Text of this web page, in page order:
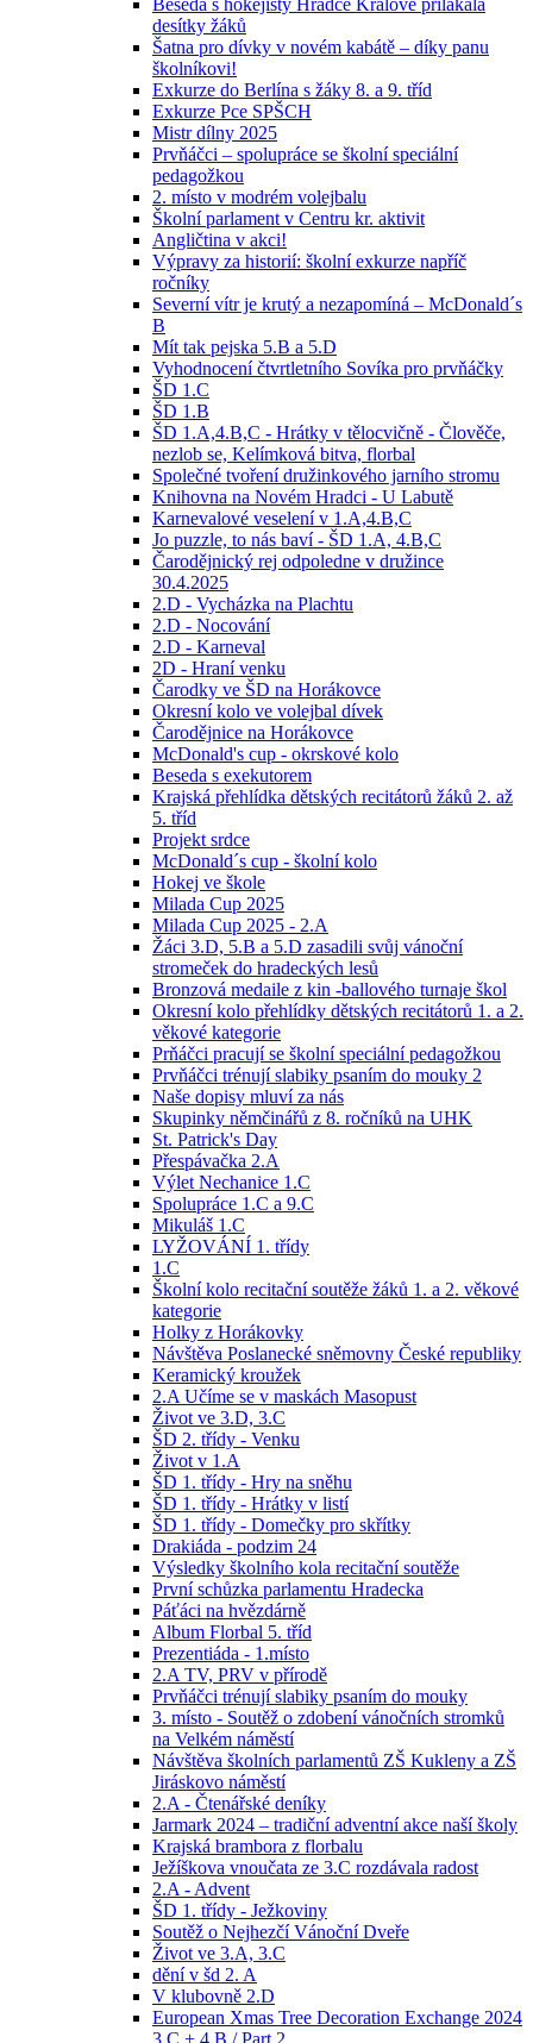
Beseda s hokejisty Hradce Králové přilákala
desítky žáků
Šatna pro dívky v novém kabátě – díky panu
školníkovi!
Exkurze do Berlína s žáky 8. a 9. tříd
Exkurze Pce SPŠCH
Mistr dílny 2025
Prvňáčci – spolupráce se školní speciální
pedagožkou
2. místo v modrém volejbalu
Školní parlament v Centru kr. aktivit
Angličtina v akci!
Výpravy za historií: školní exkurze napříč
ročníky
Severní vítr je krutý a nezapomíná – McDonald´s
B
Mít tak pejska 5.B a 5.D
Vyhodnocení čtvrtletního Sovíka pro prvňáčky
ŠD 1.C
ŠD 1.B
ŠD 1.A,4.B,C - Hrátky v tělocvičně - Člověče,
nezlob se, Kelímková bitva, florbal
Společné tvoření družinkového jarního stromu
Knihovna na Novém Hradci - U Labutě
Karnevalové veselení v 1.A,4.B,C
Jo puzzle, to nás baví - ŠD 1.A, 4.B,C
Čarodějnický rej odpoledne v družince
30.4.2025
2.D - Vycházka na Plachtu
2.D - Nocování
2.D - Karneval
2D - Hraní venku
Čarodky ve ŠD na Horákovce
Okresní kolo ve volejbal dívek
Čarodějnice na Horákovce
McDonald's cup - okrskové kolo
Beseda s exekutorem
Krajská přehlídka dětských recitátorů žáků 2. až
5. tříd
Projekt srdce
McDonald´s cup - školní kolo
Hokej ve škole
Milada Cup 2025
Milada Cup 2025 - 2.A
Žáci 3.D, 5.B a 5.D zasadili svůj vánoční
stromeček do hradeckých lesů
Bronzová medaile z kin -ballového turnaje škol
Okresní kolo přehlídky dětských recitátorů 1. a 2.
věkové kategorie
Prňáčci pracují se školní speciální pedagožkou
Prvňáčci trénují slabiky psaním do mouky 2
Naše dopisy mluví za nás
Skupinky němčinářů z 8. ročníků na UHK
St. Patrick's Day
Přespávačka 2.A
Výlet Nechanice 1.C
Spolupráce 1.C a 9.C
Mikuláš 1.C
LYŽOVÁNÍ 1. třídy
1.C
Školní kolo recitační soutěže žáků 1. a 2. věkové
kategorie
Holky z Horákovky
Návštěva Poslanecké sněmovny České republiky
Keramický kroužek
2.A Učíme se v maskách Masopust
Život ve 3.D, 3.C
ŠD 2. třídy - Venku
Život v 1.A
ŠD 1. třídy - Hry na sněhu
ŠD 1. třídy - Hrátky v listí
ŠD 1. třídy - Domečky pro skřítky
Drakiáda - podzim 24
Výsledky školního kola recitační soutěže
První schůzka parlamentu Hradecka
Páťáci na hvězdárně
Album Florbal 5. tříd
Prezentiáda - 1.místo
2.A TV, PRV v přírodě
Prvňáčci trénují slabiky psaním do mouky
3. místo - Soutěž o zdobení vánočních stromků
na Velkém náměstí
Návštěva školních parlamentů ZŠ Kukleny a ZŠ
Jiráskovo náměstí
2.A - Čtenářské deníky
Jarmark 2024 – tradiční adventní akce naší školy
Krajská brambora z florbalu
Ježíškova vnoučata ze 3.C rozdávala radost
2.A - Advent
ŠD 1. třídy - Ježkoviny
Soutěž o Nejhezčí Vánoční Dveře
Život ve 3.A, 3.C
dění v šd 2. A
V klubovně 2.D
European Xmas Tree Decoration Exchange 2024